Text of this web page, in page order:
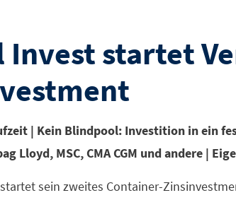
Invest startet
| Kein Blindpool: Investition in ein
Lloyd, MSC, CMA CGM und andere |
sein zweites Container-